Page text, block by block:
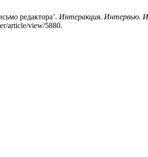
редактора’. Интеракция. Интервью.
article/view/5880.